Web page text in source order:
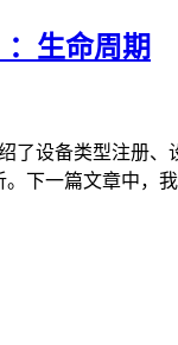
生命周期
了设备类型注册
下一篇文章中，